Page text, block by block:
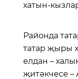
хатын-
Районда
татар җыры
елдан –
җитәкчесе